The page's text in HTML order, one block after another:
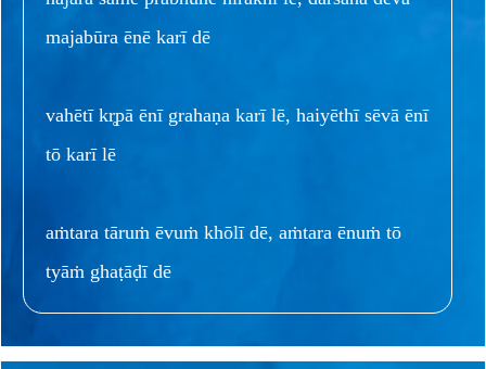
majabūra ēnē karī dē
vahētī kr̥pā ēnī grahaṇa karī lē, haiyēthī sēvā ēnī
tō karī lē
aṁtara tāruṁ ēvuṁ khōlī dē, aṁtara ēnuṁ tō
tyāṁ ghaṭāḍī dē